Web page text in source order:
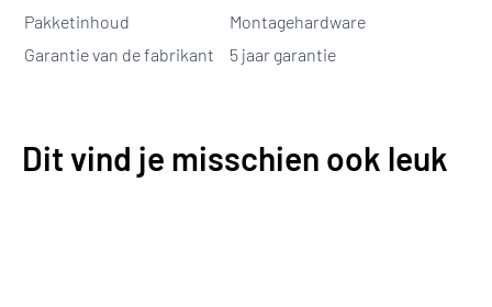
Pakketinhoud
Montagehardware
Garantie van de fabrikant
5 jaar garantie
Dit vind je misschien ook leuk